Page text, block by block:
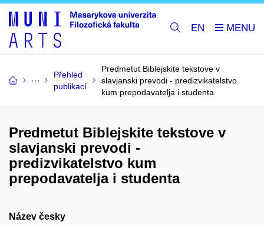
EN
Přehled
publikací
Predmetut Biblejskite tekstove v
slavjanski prevodi - predizvikatelstvo
kum prepodavatelja i studenta
Predmetut Biblejskite tekstove v
slavjanski prevodi -
predizvikatelstvo kum
prepodavatelja i studenta
Název česky